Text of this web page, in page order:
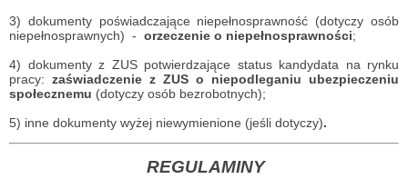
3) dokumenty poświadczające niepełnosprawność (dotyczy osób
niepełnosprawnych) - orzeczenie o niepełnosprawności;
4) dokumenty z ZUS potwierdzające status kandydata na rynku
pracy: zaświadczenie z ZUS o niepodleganiu ubezpieczeniu
społecznemu (dotyczy osób bezrobotnych);
5) inne dokumenty wyżej niewymienione (jeśli dotyczy).
REGULAMINY